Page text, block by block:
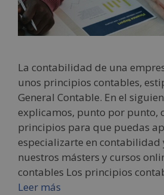
La contabilidad de una
unos principios contables,
General Contable. En el
explicamos, punto por punto,
principios para que puedas
especializarte en contabilidad
nuestros másters y cursos
contables Los principios
Leer más